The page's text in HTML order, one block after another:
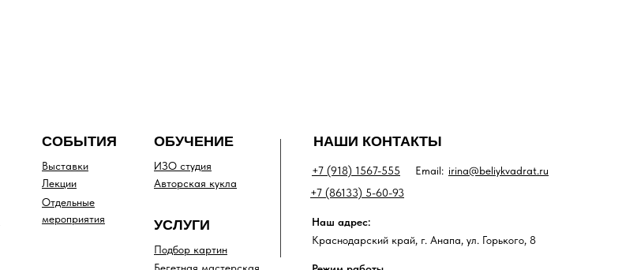
СОБЫТИЯ
УСЛУГИ
ОБУЧЕНИЕ
Выставки
Лекции
Отдельные
мероприятия
ИЗО студия
Авторская кукла
Подбор картин
НАШИ КОНТАКТЫ
+7 (918) 1567-555
+7 (86133) 5-60-93
Наш адрес:
Краснодарский край, г. Анапа, ул. Горького, 8
irina@beliykvadrat.ru
Email: